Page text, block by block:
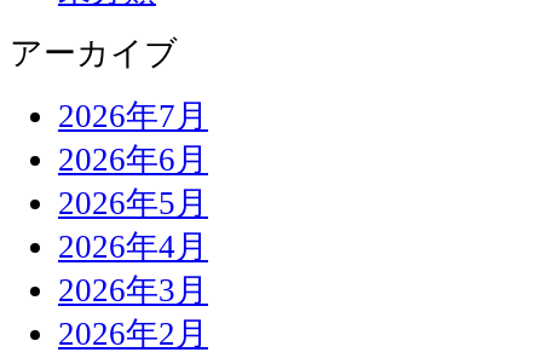
アーカイブ
2026年7月
2026年6月
2026年5月
2026年4月
2026年3月
2026年2月